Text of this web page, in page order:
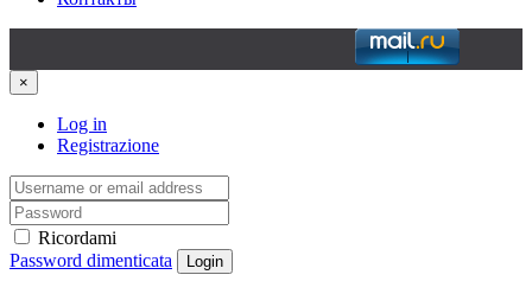
×
Log in
Registrazione
Ricordami
Password dimenticata
Login